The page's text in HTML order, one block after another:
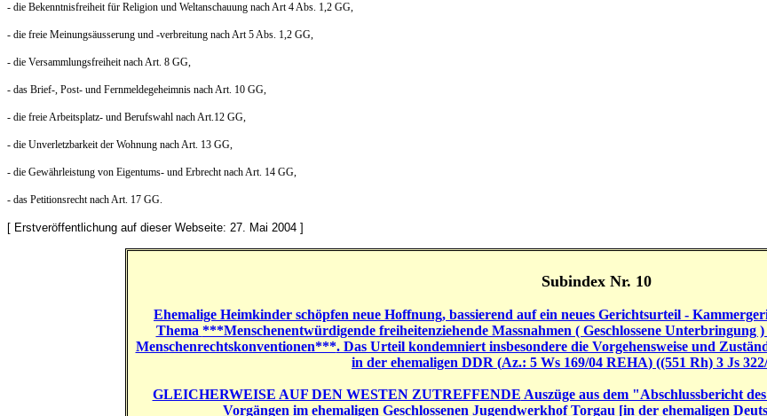
- die Bekenntnisfreiheit für Religion und Weltanschauung nach Art 4 Abs. 1,2 GG,
- die freie Meinungsäusserung und -verbreitung nach Art 5 Abs. 1,2 GG,
- die Versammlungsfreiheit nach Art. 8 GG,
- das Brief-, Post- und Fernmeldegeheimnis nach Art. 10 GG,
- die freie Arbeitsplatz- und Berufswahl nach Art.12 GG,
- die Unverletzbarkeit der Wohnung nach Art. 13 GG,
- die Gewährleistung von Eigentums- und Erbrecht nach Art. 14 GG,
- das Petitionsrecht nach Art. 17 GG.
[ Erstveröffentlichung auf dieser Webseite: 27. Mai 2004 ]
Subindex Nr. 10
Ehemalige Heimkinder schöpfen neue Hoffnung, bassierend auf ein neues Gerichtsurteil -
Thema ***Menschenentwürdigende freiheitenziehende Massnahmen ( Geschlossene Unterbringung
Menschenrechtskonventionen***. Das Urteil kondemniert insbesondere die Vorgehensweise und
in der ehemaligen DDR (Az.: 5 Ws 169/04 REHA) ((551 Rh) 3 Js
GLEICHERWEISE AUF DEN WESTEN ZUTREFFENDE Auszüge aus dem "Abschlussbericht
Vorgängen im ehemaligen Geschlossenen Jugendwerkhof Torgau [in der ehemaligen